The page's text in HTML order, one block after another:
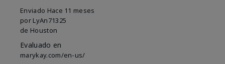
Enviado Hace 11 meses
por LyAn71325
de Houston
Evaluado en
marykay.com/en-us/